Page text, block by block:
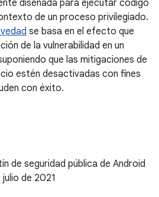
diseñada para ejecutar código
de un proceso privilegiado.
se basa en el efecto que
de la vulnerabilidad en un
que las mitigaciones de
estén desactivadas con fines
con éxito.
de seguridad pública de Android
de 2021